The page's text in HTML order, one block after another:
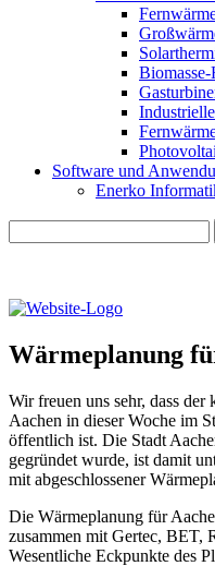
Software und
Enerko
Search
for:
Wärmeplanung
Wir freuen uns sehr, dass
Aachen in dieser Woche im
öffentlich ist. Die Stadt
gegründet wurde, ist damit
mit abgeschlossener
Die Wärmeplanung für
zusammen mit Gertec,
Wesentliche Eckpunkte des